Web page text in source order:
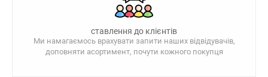
ставлення до клієнтів
Ми намагаємось врахувати запити наших відвідувачів,
доповняти асортимент, почути кожного покупця